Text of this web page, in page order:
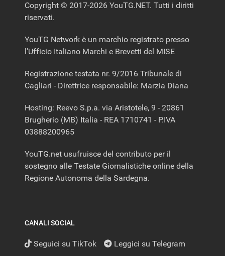
Copyright © 2017-2026 YouTG.NET. Tutti i diritti
riservati.
YouTG Network è un marchio registrato presso
l'Ufficio Italiano Marchi e Brevetti del MISE
Registrazione testata nr. 9/2016 Tribunale di
Cagliari - Direttrice responsabile: Marzia Diana
Hosting: Reevo S.p.a. via Aristotele, 9 - 20861
Brugherio (MB) Italia - REA 1710741 - P.IVA
03888200965
YouTG.net usufruisce del contributo per il
sostegno alle Testate Giornalistiche online della
Regione Autonoma della Sardegna.
CANALI SOCIAL
Seguici su TikTok Leggici su Telegram